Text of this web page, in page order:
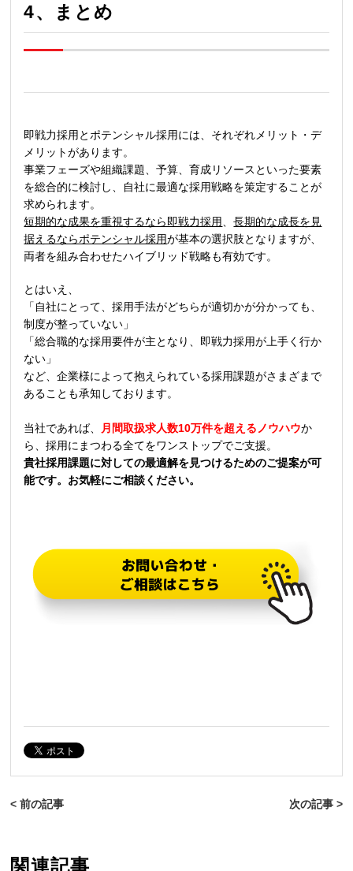
4、 まとめ
即戦力採用とポテンシャル採用には、それぞれメリット・デ
メリットがあります。
事業フェーズや組織課題、予算、育成リソースといった要素
を総合的に検討し、自社に最適な採用戦略を策定することが
求められます。
短期的な成果を重視するなら即戦力採用
、長期的な成長を見
据えるならポテンシャル採用が基本の選択肢となりますが、
両者を組み合わせたハイブリッド戦略も有効です。
とはいえ、
「自社にとって、採用手法がどちらが適切かが分かっても、
制度が整っていない」
「総合職的な採用要件が主となり、即戦力採用が上手く行か
ない」
など、企業様によって抱えられている採用課題がさまざまで
あることも承知しております。
当社であれば、 月間取扱求人数10万件を超えるノウハウか
ら、採用にまつわる全てをワンストップでご支援。
貴社採用課題に対しての最適解を見つけるためのご提案が可
能です。お気軽にご相談ください。
< 前の記事 次の記事 >
関連記事